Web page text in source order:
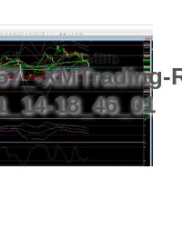
XMTrading-
18_46_01